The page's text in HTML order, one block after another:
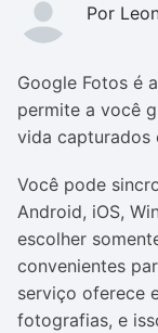
Por
Google Fotos é
permite a você
vida capturados
Você pode
Android, iOS,
escolher
convenientes
serviço oferece
fotografias, e